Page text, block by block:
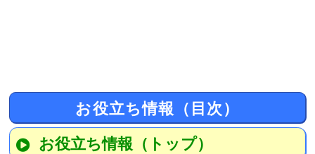
お役立ち情報（目次）
お役立ち情報（トップ）